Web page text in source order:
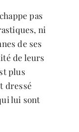
pas
ni
de ses
de leurs
plus
dressé
lui sont